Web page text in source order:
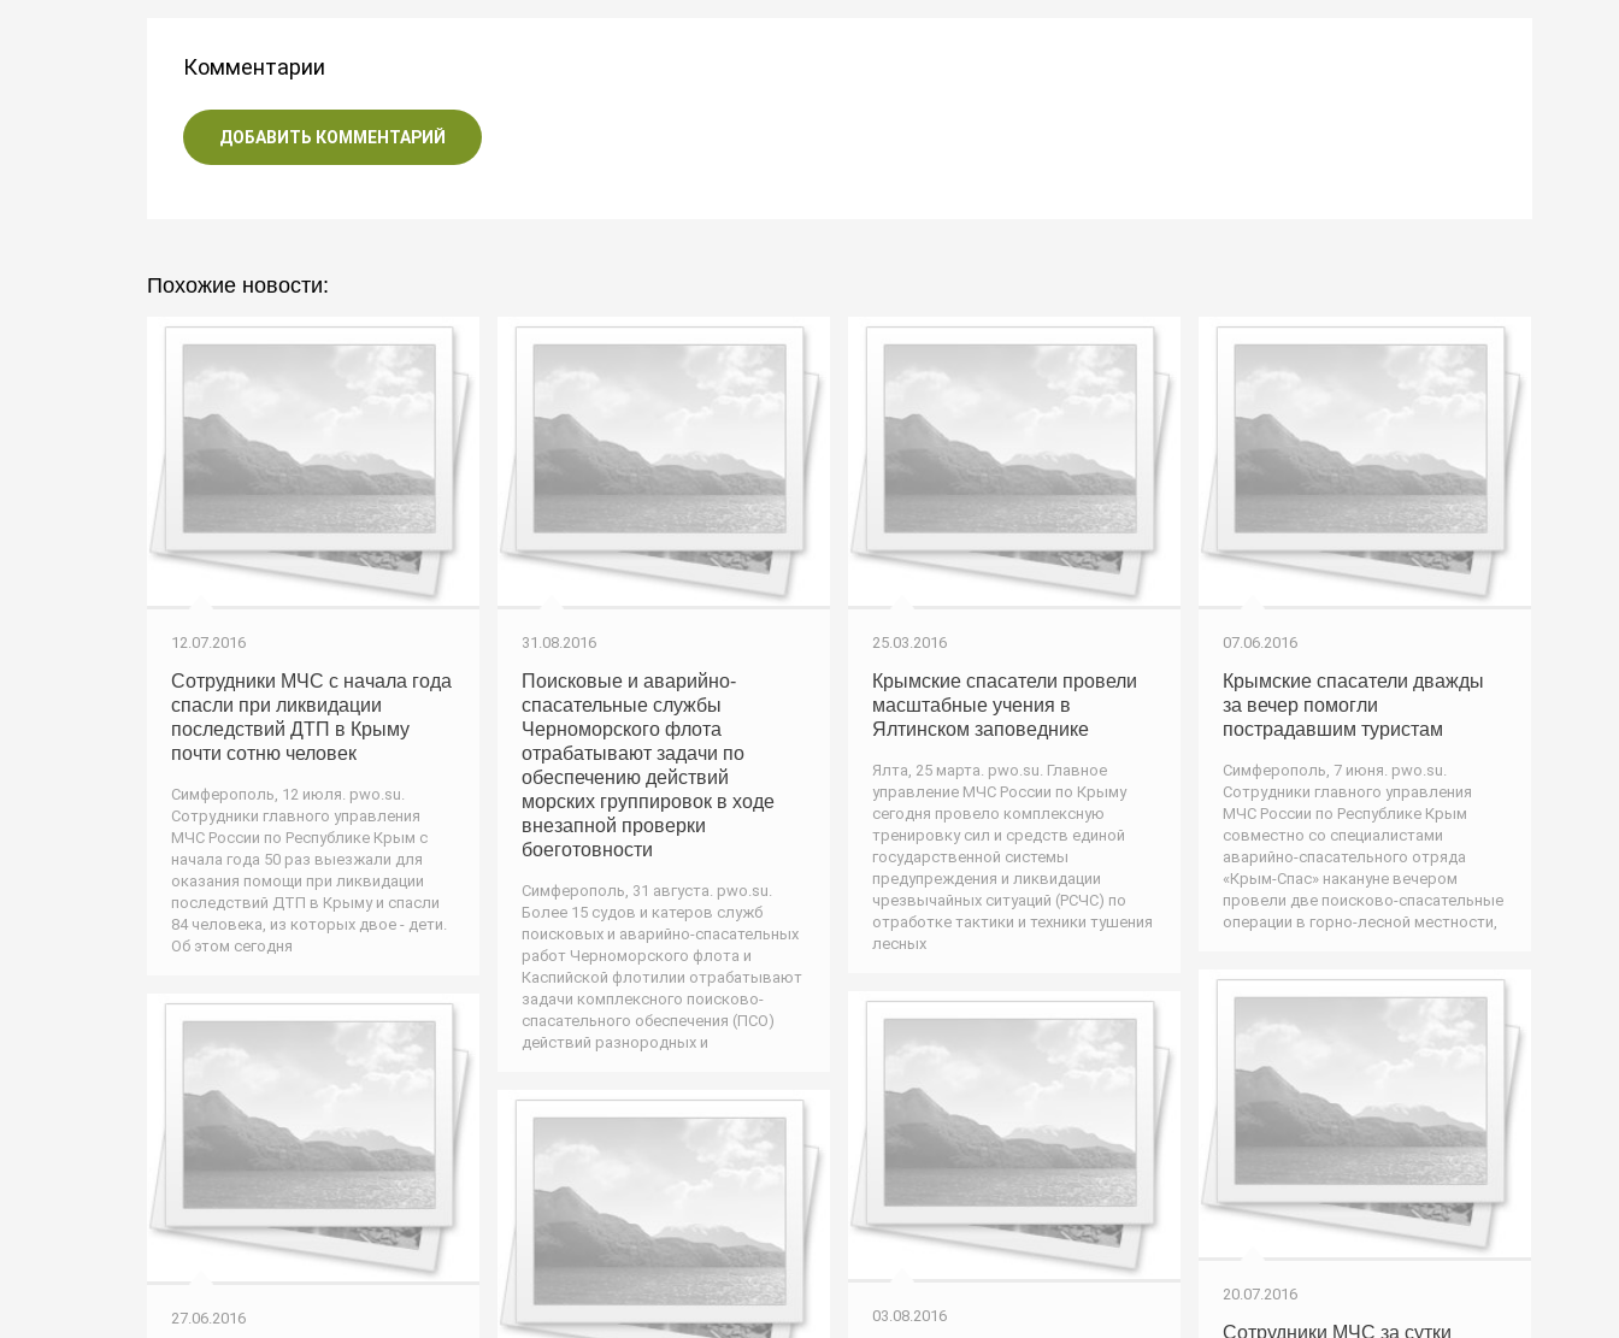
Комментарии
ДОБАВИТЬ КОММЕНТАРИЙ
Похожие новости:
12.07.2016
Сотрудники МЧС с начала года
спасли при ликвидации
последствий ДТП в Крыму
почти сотню человек
Симферополь, 12 июля. pwo.su.
Сотрудники главного управления
МЧС России по Республике Крым с
начала года 50 раз выезжали для
оказания помощи при ликвидации
последствий ДТП в Крыму и спасли
84 человека, из которых двое - дети.
Об этом сегодня
31.08.2016
Поисковые и аварийно-
спасательные службы
Черноморского флота
отрабатывают задачи по
обеспечению действий
морских группировок в ходе
внезапной проверки
боеготовности
Симферополь, 31 августа. pwo.su.
Более 15 судов и катеров служб
поисковых и аварийно-спасательных
работ Черноморского флота и
Каспийской флотилии отрабатывают
задачи комплексного поисково-
спасательного обеспечения (ПСО)
действий разнородных и
25.03.2016
Крымские спасатели провели
масштабные учения в
Ялтинском заповеднике
Ялта, 25 марта. pwo.su. Главное
управление МЧС России по Крыму
сегодня провело комплексную
тренировку сил и средств единой
государственной системы
предупреждения и ликвидации
чрезвычайных ситуаций (РСЧС) по
отработке тактики и техники тушения
лесных
07.06.2016
Крымские спасатели дважды
за вечер помогли
пострадавшим туристам
Симферополь, 7 июня. pwo.su.
Сотрудники главного управления
МЧС России по Республике Крым
совместно со специалистами
аварийно-спасательного отряда
«Крым-Спас» накануне вечером
провели две поисково-спасательные
операции в горно-лесной местности,
20.07.2016
Сотрудники МЧС за сутки
03.08.2016
27.06.2016